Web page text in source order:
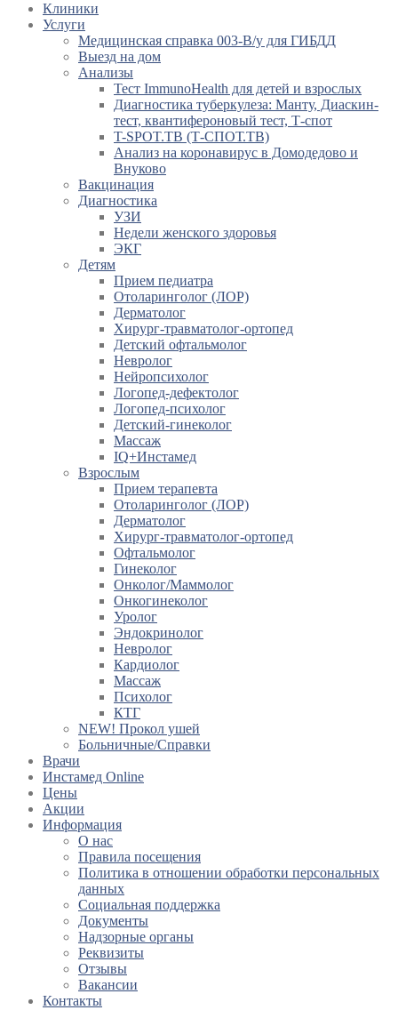
Клиники
Услуги
Медицинская справка 003-В/у для ГИБДД
Выезд на дом
Анализы
Тест ImmunoHealth для детей и взрослых
Диагностика туберкулеза: Манту, Диаскин-
тест, квантифероновый тест, Т-спот
T-SPOT.TB (Т-СПОТ.ТВ)
Анализ на коронавирус в Домодедово и
Внуково
Вакцинация
Диагностика
УЗИ
Недели женского здоровья
ЭКГ
Детям
Прием педиатра
Отоларинголог (ЛОР)
Дерматолог
Хирург-травматолог-ортопед
Детский офтальмолог
Невролог
Нейропсихолог
Логопед-дефектолог
Логопед-психолог
Детский-гинеколог
Массаж
IQ+Инстамед
Взрослым
Прием терапевта
Отоларинголог (ЛОР)
Дерматолог
Хирург-травматолог-ортопед
Офтальмолог
Гинеколог
Онколог/Маммолог
Онкогинеколог
Уролог
Эндокринолог
Невролог
Кардиолог
Массаж
Психолог
КТГ
NEW! Прокол ушей
Больничные/Справки
Врачи
Инстамед Online
Цены
Акции
Информация
О нас
Правила посещения
Политика в отношении обработки персональных
данных
Социальная поддержка
Документы
Надзорные органы
Реквизиты
Отзывы
Вакансии
Контакты